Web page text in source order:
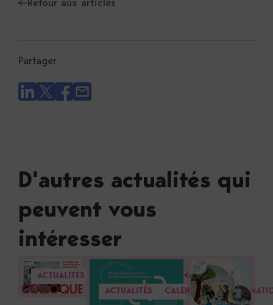
Retour aux articles
Partager
D'autres actualités qui
peuvent vous
intéresser
ACTUALITÉS CALENDRIER INFORMATION
ACTUALITÉS CALENDRIER